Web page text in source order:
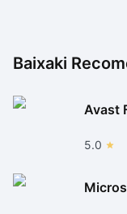
Assim, se você
mesmo gratuito,
poderosos,
Baixaki
Avast
5.0